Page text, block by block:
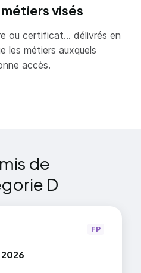
comportements du
en danger ni sa
autres.
visés
ou certificat... délivrés en
les métiers auxquels
accès.
de
D
FP